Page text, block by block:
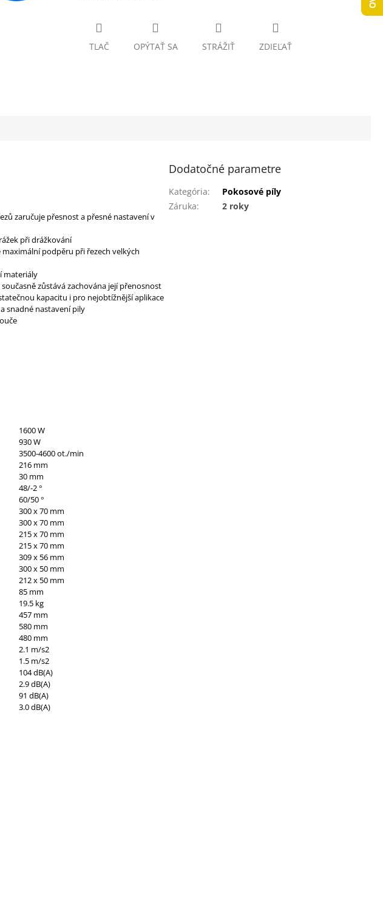
TLAČ OPÝTAŤ SA STRÁŽIŤ ZDIEĽAŤ
zaručuje přesnost a přesné nastavení v
při drážkování
podpěru při řezech velkých
materiály
zůstává zachována její přenosnost
kapacitu i pro nejobtížnější aplikace
snadné nastavení pily
1600 W
930 W
3500-4600 ot./min
216 mm
30 mm
48/-2 °
60/50 °
300 x 70 mm
300 x 70 mm
215 x 70 mm
215 x 70 mm
309 x 56 mm
300 x 50 mm
212 x 50 mm
85 mm
19.5 kg
457 mm
580 mm
480 mm
2.1 m/s2
1.5 m/s2
104 dB(A)
2.9 dB(A)
91 dB(A)
3.0 dB(A)
Dodatočné parametre
Kategória:
Pokosové píly
Záruka: 2 roky